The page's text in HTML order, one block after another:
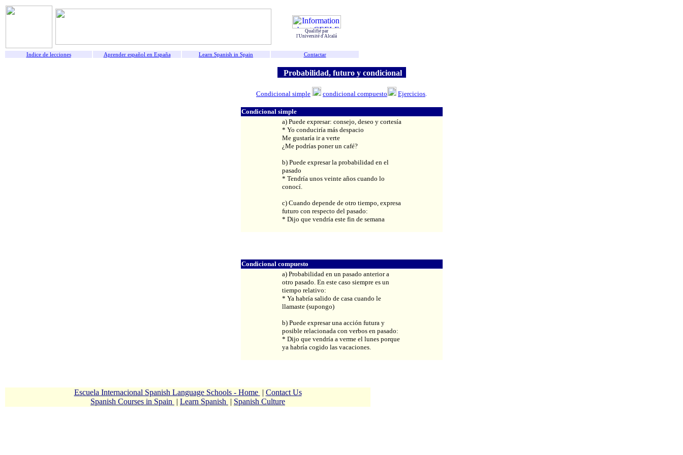
Qualifié par
l'Université d'Alcalá
Indice de lecciones Aprender español en España Learn Spanish in Spain Contactar
Probabilidad, futuro y condicional
Condicional simple condicional compuesto Ejercicios.
Condicional simple
a) Puede expresar: consejo, deseo y cortesía
* Yo conduciría más despacio
Me gustaría ir a verte
¿Me podrías poner un café?
b) Puede expresar la probabilidad en el
pasado
* Tendría unos veinte años cuando lo
conocí.
c) Cuando depende de otro tiempo, expresa
futuro con respecto del pasado:
* Dijo que vendría este fin de semana
Condicional compuesto
a) Probabilidad en un pasado anterior a
otro pasado. En este caso siempre es un
tiempo relativo:
* Ya habría salido de casa cuando le
llamaste (supongo)
b) Puede expresar una acción futura y
posible relacionada con verbos en pasado:
* Dijo que vendría a verme el lunes porque
ya habría cogido las vacaciones.
Escuela Internacional Spanish Language Schools - Home | Contact Us
Spanish Courses in Spain | Learn Spanish | Spanish Culture